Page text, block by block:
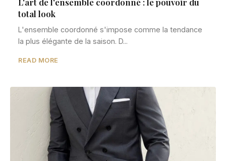
total look
L'ensemble coordonné s'impose comme la tendance
la plus élégante de la saison. D...
READ MORE